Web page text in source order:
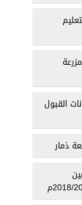
القبول
ذمار